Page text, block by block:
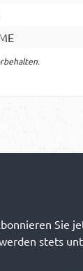
Sie
stets